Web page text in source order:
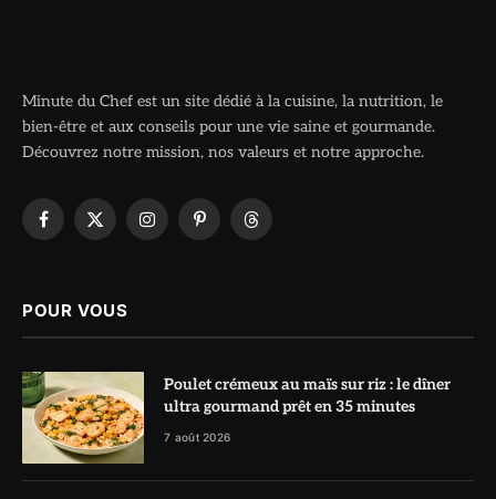
Minute du Chef est un site dédié à la cuisine, la nutrition, le
bien-être et aux conseils pour une vie saine et gourmande.
Découvrez notre mission, nos valeurs et notre approche.
Facebook
X
InstagramPinterestThreads
POUR VOUS
Poulet crémeux au maïs sur riz : le dîner
ultra gourmand prêt en 35 minutes
7 août 2026